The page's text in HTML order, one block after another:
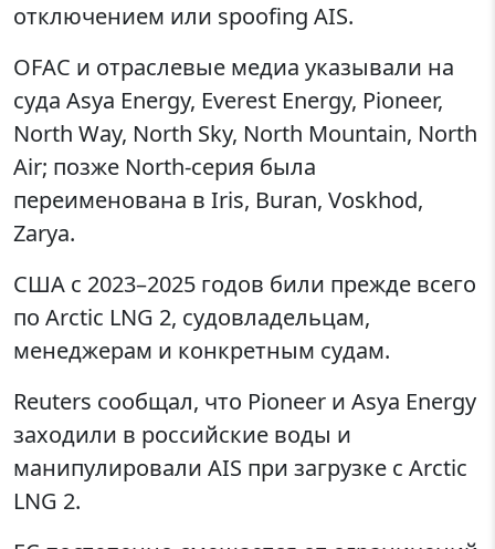
отключением или spoofing AIS.
OFAC и отраслевые медиа указывали на
суда Asya Energy, Everest Energy, Pioneer,
North Way, North Sky, North Mountain, North
Air; позже North-серия была
переименована в Iris, Buran, Voskhod,
Zarya.
США с 2023–2025 годов били прежде всего
по Arctic LNG 2, судовладельцам,
менеджерам и конкретным судам.
Reuters сообщал, что Pioneer и Asya Energy
заходили в российские воды и
манипулировали AIS при загрузке с Arctic
LNG 2.